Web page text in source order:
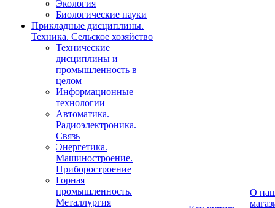
Экология
Биологические науки
Прикладные дисциплины.
Техника. Сельское хозяйство
Технические
дисциплины и
промышленность в
целом
Информационные
технологии
Автоматика.
Радиоэлектроника.
Связь
Энергетика.
Машиностроение.
Приборостроение
Горная
промышленность.
Металлургия
О